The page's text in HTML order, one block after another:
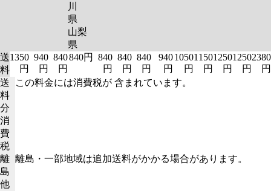
川
県
山梨
県
送
料
1350
円
940
円
840
円
840円
840
円
840
円
840
円
940
円
1050
円
1150
円
1250
円
1250
円
2380
円
送
料
分
消
費
税
この料金には消費税が 含まれています。
離
島
他
離島・一部地域は追加送料がかかる場合があります。